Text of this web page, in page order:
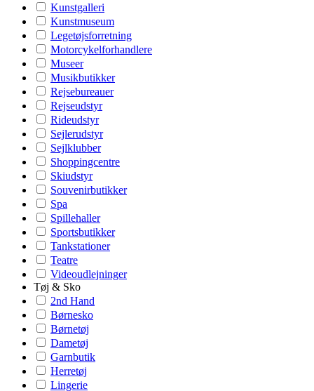
Kunstgalleri
Kunstmuseum
Legetøjsforretning
Motorcykelforhandlere
Museer
Musikbutikker
Rejsebureauer
Rejseudstyr
Rideudstyr
Sejlerudstyr
Sejlklubber
Shoppingcentre
Skiudstyr
Souvenirbutikker
Spa
Spillehaller
Sportsbutikker
Tankstationer
Teatre
Videoudlejninger
Tøj & Sko
2nd Hand
Børnesko
Børnetøj
Dametøj
Garnbutik
Herretøj
Lingerie